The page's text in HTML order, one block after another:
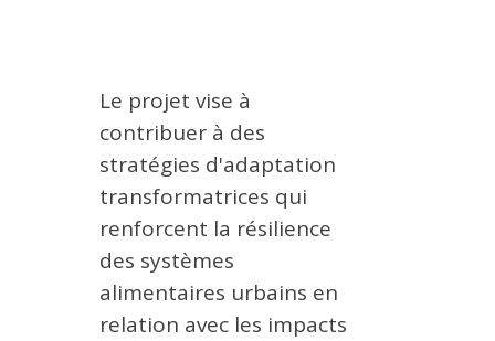
MÉTHODES ET OUTILS
PUBLICATIONS SUR HAL
WORKING PAPERS
Le projet vise à
contribuer à des
stratégies d'adaptation
transformatrices qui
renforcent la résilience
des systèmes
alimentaires urbains en
relation avec les impacts